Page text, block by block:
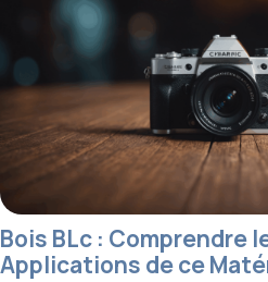
Bois BLc : Comprendre
Applications de ce